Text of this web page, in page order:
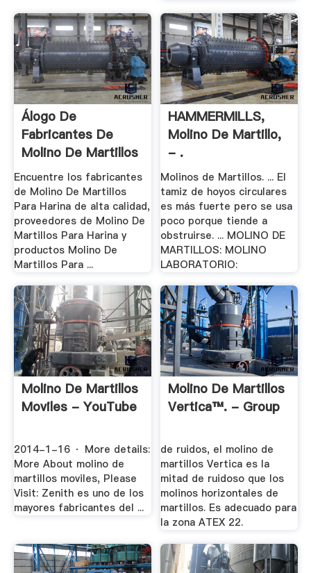
Álogo De
Fabricantes De
Molino De Martillos
.
Encuentre los fabricantes
de Molino De Martillos
Para Harina de alta calidad,
proveedores de Molino De
Martillos Para Harina y
productos Molino De
Martillos Para ...
HAMMERMILLS,
Molino De Martillo,
- .
Molinos de Martillos. ... El
tamiz de hoyos circulares
es más fuerte pero se usa
poco porque tiende a
obstruirse. ... MOLINO DE
MARTILLOS: MOLINO
LABORATORIO:
Molino De Martillos
Moviles - YouTube
2014-1-16 · More details:
More About molino de
martillos moviles, Please
Visit: Zenith es uno de los
mayores fabricantes del ...
Molino De Martillos
Vertica™. - Group
de ruidos, el molino de
martillos Vertica es la
mitad de ruidoso que los
molinos horizontales de
martillos. Es adecuado para
la zona ATEX 22.